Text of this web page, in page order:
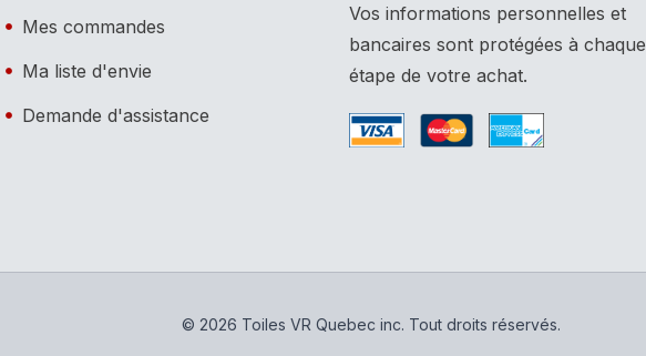
Mes commandes
Ma liste d'envie
Demande d'assistance
Vos informations personnelles et
bancaires sont protégées à chaque
étape de votre achat.
© 2026 Toiles VR Quebec inc. Tout droits réservés.